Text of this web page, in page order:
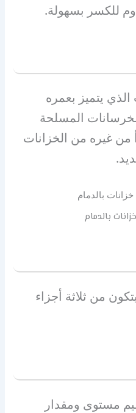
للكسر بسهولة.
يتميز بعمره
المسلحة
من غيره من الخزانات
بالدمام
من ثلاثة أجزاء
مستوى ومقدار